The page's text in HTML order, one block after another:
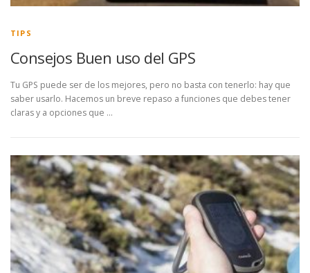
TIPS
Consejos Buen uso del GPS
Tu GPS puede ser de los mejores, pero no basta con tenerlo: hay que
saber usarlo. Hacemos un breve repaso a funciones que debes tener
claras y a opciones que …